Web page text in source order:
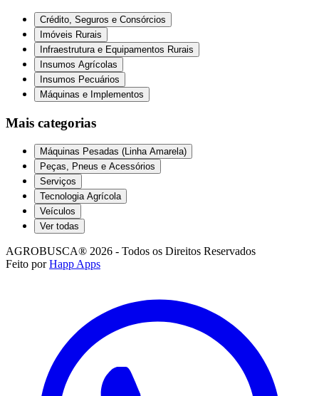
Crédito, Seguros e Consórcios
Imóveis Rurais
Infraestrutura e Equipamentos Rurais
Insumos Agrícolas
Insumos Pecuários
Máquinas e Implementos
Mais categorias
Máquinas Pesadas (Linha Amarela)
Peças, Pneus e Acessórios
Serviços
Tecnologia Agrícola
Veículos
Ver todas
AGROBUSCA® 2026 - Todos os Direitos Reservados
Feito por Happ Apps